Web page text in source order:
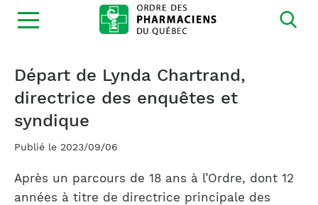
Ouvrir
la
Départ de Lynda Chartrand,
directrice des enquêtes et
syndique
Publié le 2023/09/06
Après un parcours de 18 ans à l’Ordre, dont 12
années à titre de directrice principale des